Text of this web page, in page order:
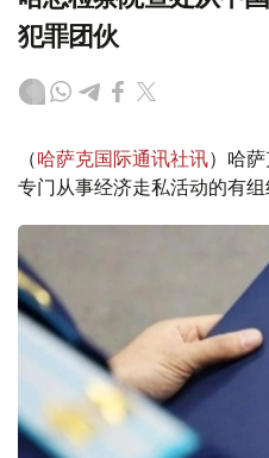
犯罪团伙
（哈萨克国际通讯社讯）哈
专门从事经济走私活动的有组